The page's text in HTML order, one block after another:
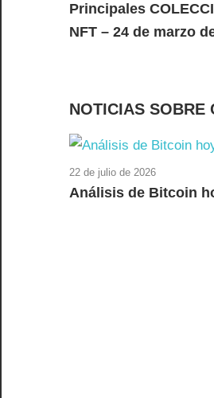
Principales
NFT – 24 de marzo
NOTICIAS SOBRE
22 de julio de 2026
Análisis de Bitcoin